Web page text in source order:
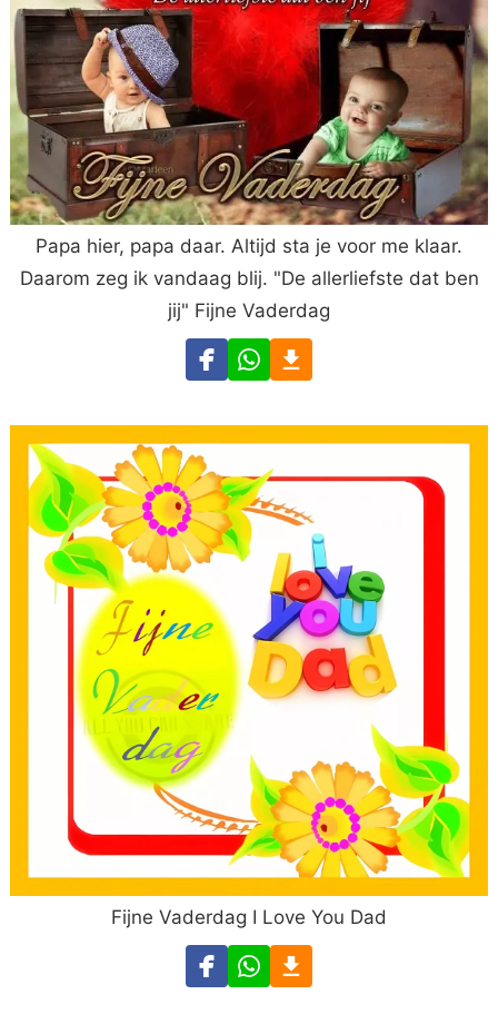
Papa hier, papa daar. Altijd sta je voor me klaar.
Daarom zeg ik vandaag blij. "De allerliefste dat ben
jij" Fijne Vaderdag
Fijne Vaderdag I Love You Dad